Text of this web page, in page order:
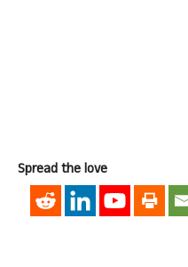
Spread the love